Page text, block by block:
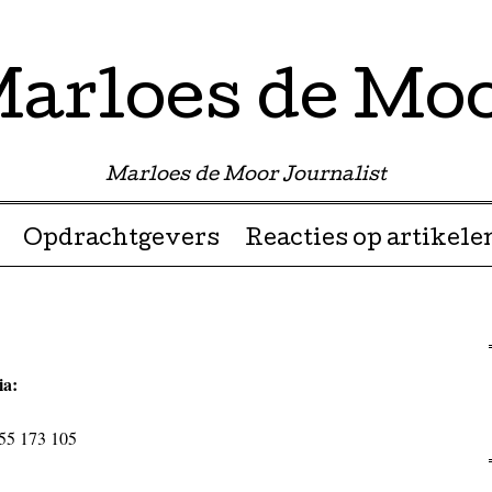
de
Marloes de Moor Journalist
Opdrachtgevers Reacties op
173 105